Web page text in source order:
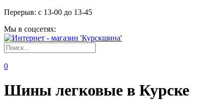
Перерыв: с 13-00 до 13-45
Мы в соцсетях:
0
Шины легковые в Курске